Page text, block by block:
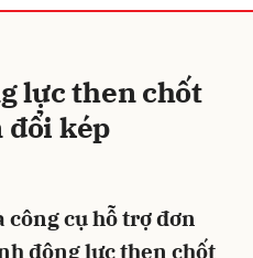
lực then chốt
đổi kép
công cụ hỗ trợ đơn
động lực then chốt